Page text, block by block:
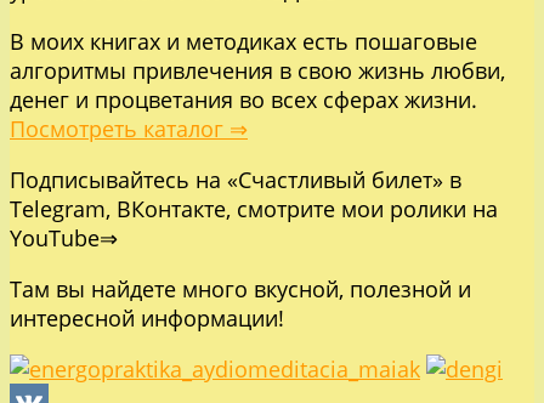
В моих книгах и методиках есть пошаговые
алгоритмы привлечения в свою жизнь любви,
денег и процветания во всех сферах жизни.
Посмотреть каталог ⇒
Подписывайтесь на «Счастливый билет» в
Telegram, ВКонтакте, смотрите мои ролики на
YouTube⇒
Там вы найдете много вкусной, полезной и
интересной информации!